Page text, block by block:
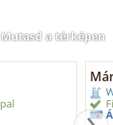
Mutasd a térképen